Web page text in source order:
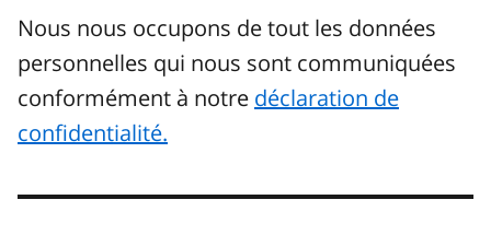
Nous nous occupons de tout les données
personnelles qui nous sont communiquées
conformément à notre déclaration de
confidentialité.